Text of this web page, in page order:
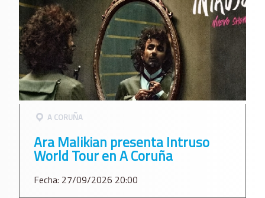
A CORUÑA
Ara Malikian presenta Intruso
World Tour en A Coruña
Fecha: 27/09/2026 20:00